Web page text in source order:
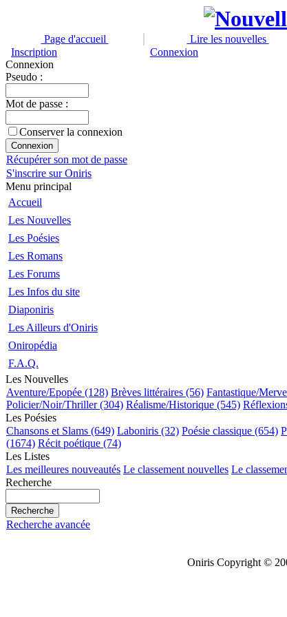
Page d'accueil Lire les nouvelles
Inscription
Connexion
Connexion
Pseudo :
Mot de passe :
Conserver la connexion
Récupérer son mot de passe
S'inscrire sur Oniris
Menu principal
Accueil
Les Nouvelles
Les Poésies
Les Romans
Les Forums
Les Infos du site
Diaponiris
Les Ailleurs d'Oniris
Oniropédia
F.A.Q.
Les Nouvelles
Aventure/Epopée (128) Brèves littéraires (56) Fantastique/
Policier/Noir/Thriller (304) Réalisme/Historique (545)
Les Poésies
Chansons et Slams (649) Laboniris (32) Poésie classique (654)
(1674) Récit poétique (74)
Les Listes
Les meilleures nouveautés Le classement nouvelles Le
Recherche
Recherche avancée
Oniris Copyright ©